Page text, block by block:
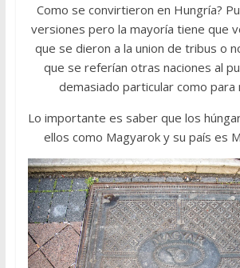
Como se convirtieron en Hungría?
versiones pero la mayoría tiene que
que se dieron a la union de tribus o
que se referían otras naciones al
demasiado particular como para
Lo importante es saber que los
ellos como Magyarok y su país es